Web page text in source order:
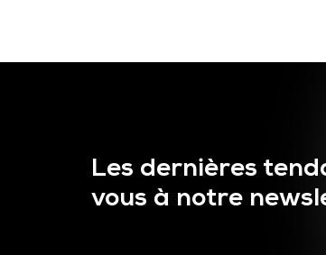
Les dernières
vous à notre